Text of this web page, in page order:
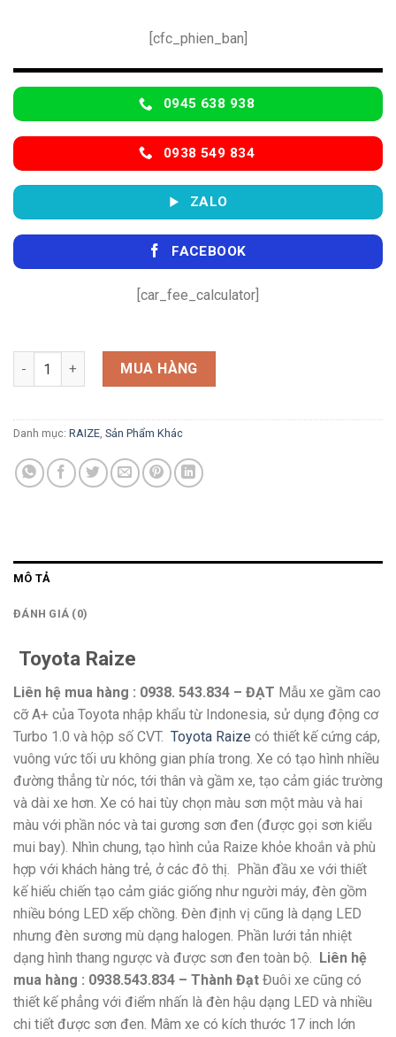
[cfc_phien_ban]
0945 638 938
0938 549 834
ZALO
FACEBOOK
[car_fee_calculator]
Toyota RAIZE số lượngMUA HÀNG
Danh mục: RAIZE Sản Phẩm Khác
MÔ TẢ
ĐÁNH GIÁ (0)
Toyota Raize
Liên hệ mua hàng : 0938. 543.834 – ĐẠT Mẫu xe gầm cao
cỡ A+ của Toyota nhập khẩu từ Indonesia, sử dụng động cơ
Turbo 1.0 và hộp số CVT. Toyota Raize có thiết kế cứng cáp,
vuông vức tối ưu không gian phía trong. Xe có tạo hình nhiều
đường thẳng từ nóc, tới thân và gầm xe, tạo cảm giác trường
và dài xe hơn. Xe có hai tùy chọn màu sơn một màu và hai
màu với phần nóc và tai gương sơn đen (được gọi sơn kiểu
mui bay). Nhìn chung, tạo hình của Raize khỏe khoắn và phù
hợp với khách hàng trẻ, ở các đô thị. Phần đầu xe với thiết
kế hiếu chiến tạo cảm giác giống như người máy, đèn gồm
nhiều bóng LED xếp chồng. Đèn định vị cũng là dạng LED
nhưng đèn sương mù dạng halogen. Phần lưới tản nhiệt
dạng hình thang ngược và được sơn đen toàn bộ. Liên hệ
mua hàng : 0938.543.834 – Thành Đạt Đuôi xe cũng có
thiết kế phẳng với điểm nhấn là đèn hậu dạng LED và nhiều
chi tiết được sơn đen. Mâm xe có kích thước 17 inch lớn